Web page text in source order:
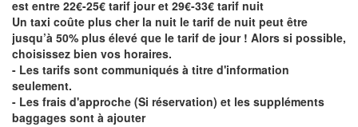
est entre 22€-25€ tarif jour et 29€-33€ tarif nuit
Un taxi coûte plus cher la nuit le tarif de nuit peut être
jusqu’à 50% plus élevé que le tarif de jour ! Alors si possible,
choisissez bien vos horaires.
- Les tarifs sont communiqués à titre d'information
seulement.
- Les frais d'approche (Si réservation) et les suppléments
baggages sont à ajouter